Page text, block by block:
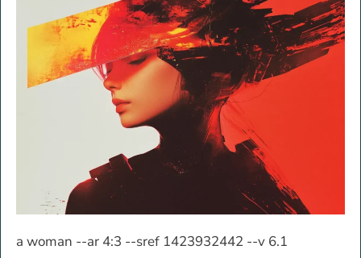
a woman --ar 4:3 --sref 1423932442 --v 6.1